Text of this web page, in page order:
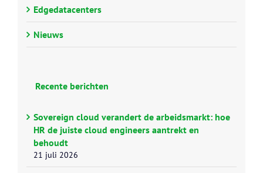
Edgedatacenters
Nieuws
Recente berichten
Sovereign cloud verandert de arbeidsmarkt: hoe
HR de juiste cloud engineers aantrekt en
behoudt
21 juli 2026